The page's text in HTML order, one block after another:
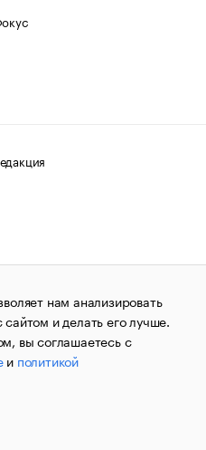
авторских прав
1995–2026.Сообщения
«РБК»
службой по надзору в сфере
и массовых
за номером ИА
пометкой «РБК». Отдельные
нам анализировать
и делать его лучше.
вы соглашаетесь с
и политикой